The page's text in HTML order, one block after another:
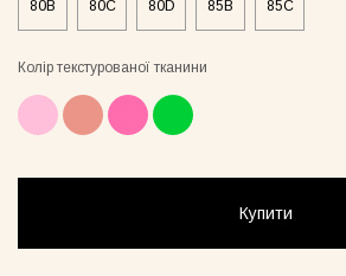
Lover сірий
80B 80C 80D 85B 85C
Колір текстурованої тканини
Купити